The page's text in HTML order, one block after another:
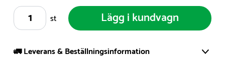
st
Lägg i kundvagn
🚛 Leverans & Beställningsinformation